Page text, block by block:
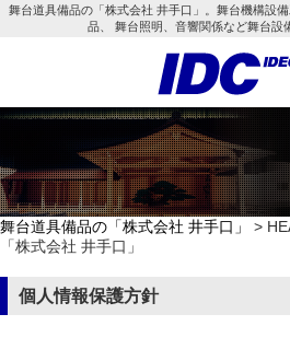
舞台道具備品の「株式会社 井手口」。舞台機構設
品、 舞台照明、音響関係など舞台設
舞台道具備品の「株式会社 井手口」
>
「株式会社 井手口」
個人情報保護方針